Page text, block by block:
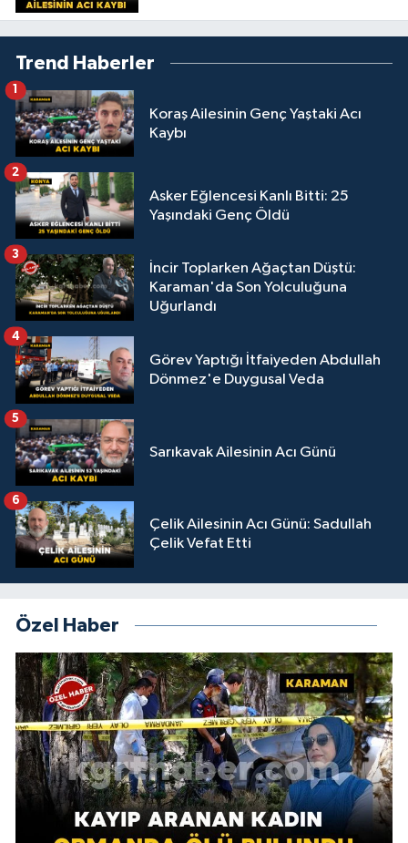
Trend Haberler
Koraş Ailesinin Genç Yaştaki Acı
Kaybı
1
Asker Eğlencesi Kanlı Bitti: 25
Yaşındaki Genç Öldü
2
İncir Toplarken Ağaçtan Düştü:
Karaman'da Son Yolculuğuna
Uğurlandı
3
Görev Yaptığı İtfaiyeden Abdullah
Dönmez'e Duygusal Veda
4
Sarıkavak Ailesinin Acı Günü
5
Çelik Ailesinin Acı Günü: Sadullah
Çelik Vefat Etti
6
Özel Haber